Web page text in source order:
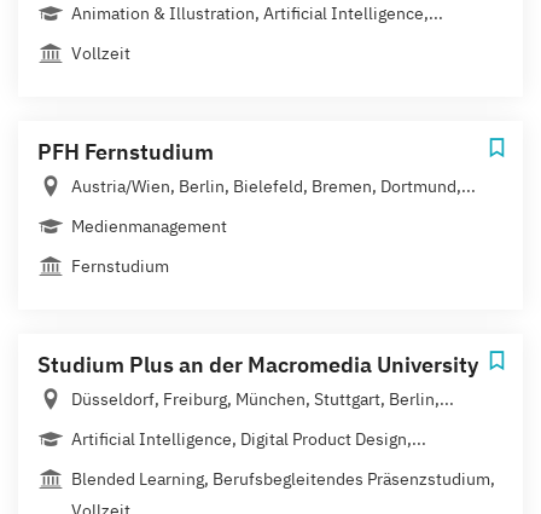
Animation & Illustration, Artificial Intelligence,...
Vollzeit
PFH Fernstudium
Austria/Wien, Berlin, Bielefeld, Bremen, Dortmund,...
Medienmanagement
Fernstudium
Studium Plus an der Macromedia University
Düsseldorf, Freiburg, München, Stuttgart, Berlin,...
Artificial Intelligence, Digital Product Design,...
Blended Learning, Berufsbegleitendes Präsenzstudium,